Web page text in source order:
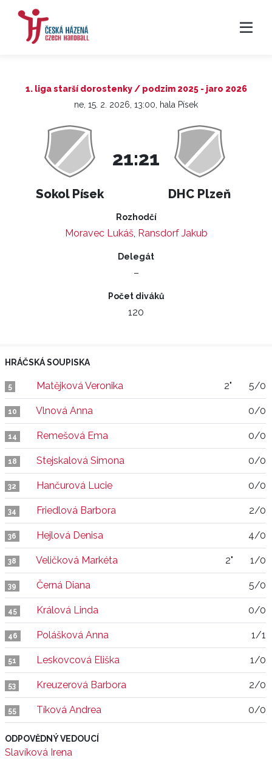
1. liga starší dorostenky / podzim 2025 - jaro 2026
ne, 15. 2. 2026, 13:00, hala Písek
Sokol Písek
21:21
DHC Plzeň
Rozhodčí
Moravec Lukáš, Ransdorf Jakub
Delegát
–
Počet diváků
120
HRÁČSKÁ SOUPISKA
5 Matějková Veronika 2" 5/0
10 Vlnová Anna 0/0
14 Remešová Ema 0/0
18 Stejskalová Simona 0/0
32 Hančurová Lucie 0/0
34 Friedlová Barbora 2/0
36 Hejlová Denisa 4/0
38 Veličková Markéta 2" 1/0
39 Černá Diana 5/0
45 Králová Linda 0/0
46 Polášková Anna 1/1
51 Leskovcová Eliška 1/0
53 Kreuzerová Barbora 2/0
55 Tíková Andrea 0/0
ODPOVĚDNÝ VEDOUCÍ
Slavíková Irena